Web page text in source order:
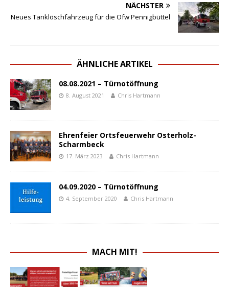
NÄCHSTER
Neues Tanklöschfahrzeug für die Ofw Pennigbüttel
ÄHNLICHE ARTIKEL
08.08.2021 – Türnotöffnung
8. August 2021 Chris Hartmann
Ehrenfeier Ortsfeuerwehr Osterholz-
Scharmbeck
17. März 2023 Chris Hartmann
04.09.2020 – Türnotöffnung
4. September 2020 Chris Hartmann
MACH MIT!